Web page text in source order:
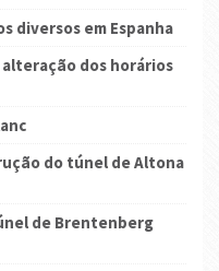
diversos em Espanha
alteração dos horários
do túnel de Altona
de Brentenberg